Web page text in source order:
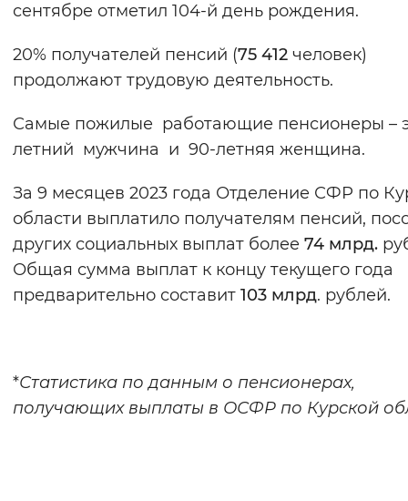
сентябре отметил 104-й день рождения.
20% получателей пенсий (75 412 человек)
продолжают трудовую деятельность.
Самые пожилые работающие пенсионеры –
летний мужчина и 90-летняя женщина.
За 9 месяцев 2023 года Отделение СФР по
области выплатило получателям пенсий,
других социальных выплат более 74 млрд.
Общая сумма выплат к концу текущего года
предварительно составит 103 млрд. рублей.
*Статистика по данным о пенсионерах,
получающих выплаты в ОСФР по Курской